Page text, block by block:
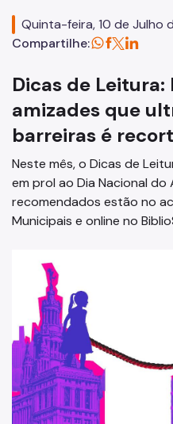
Concursos
Formação
EMIA
Rede Daora
Piapi
Piá
Jovem Monitor Cultural
Edital de Credenciamento
Fundação Theatro Municipal
Notícias da Cultura
Nossos Espaços
Quinta-feira, 10 de Julho
Compartilhe:
Dicas de Leitura:
amizades que
barreiras é
Neste mês, o Dicas de
em prol ao Dia Nacional do
recomendados estão no
Municipais e online no